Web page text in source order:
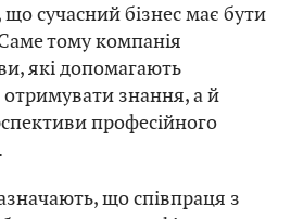
сучасний бізнес має бути
тому компанія
які допомагають
знання, а й
професійного
що співпраця з